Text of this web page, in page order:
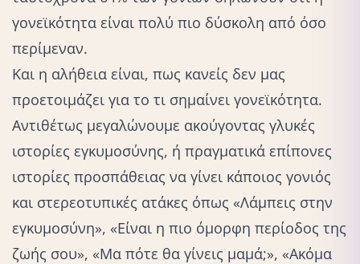
γονεϊκότητα είναι πολύ πιο δύσκολη από όσο
περίμεναν.
Και η αλήθεια είναι, πως κανείς δεν μας
προετοιμάζει για το τι σημαίνει γονεϊκότητα.
Αντιθέτως μεγαλώνουμε ακούγοντας γλυκές
ιστορίες εγκυμοσύνης, ή πραγματικά επίπονες
ιστορίες προσπάθειας να γίνει κάποιος γονιός
και στερεοτυπικές ατάκες όπως «Λάμπεις στην
εγκυμοσύνη», «Είναι η πιο όμορφη περίοδος της
ζωής σου», «Μα πότε θα γίνεις μαμά;», «Ακόμα